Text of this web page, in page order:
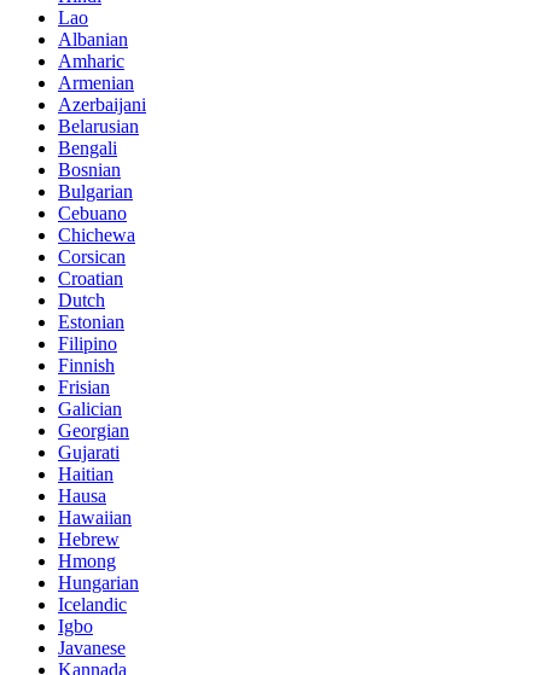
Lao
Albanian
Amharic
Armenian
Azerbaijani
Belarusian
Bengali
Bosnian
Bulgarian
Cebuano
Chichewa
Corsican
Croatian
Dutch
Estonian
Filipino
Finnish
Frisian
Galician
Georgian
Gujarati
Haitian
Hausa
Hawaiian
Hebrew
Hmong
Hungarian
Icelandic
Igbo
Javanese
Kannada